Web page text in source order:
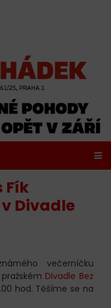
Fík
v Divadle
večerníčku
Divadle Bez
hod. Těšíme se na